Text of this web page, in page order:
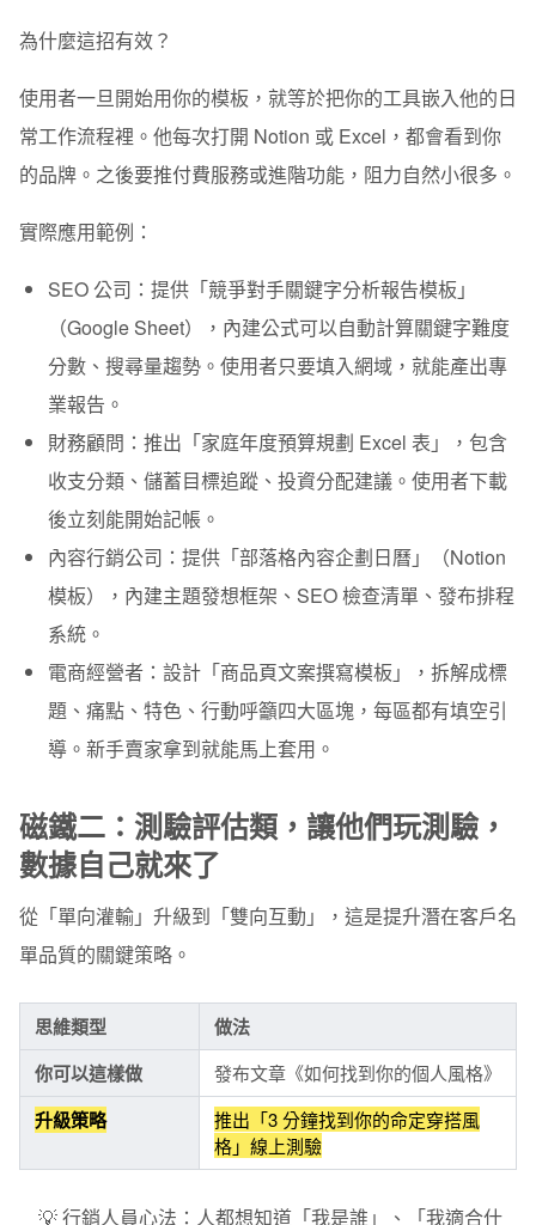
為什麼這招有效？
使用者一旦開始用你的模板，就等於把你的工具嵌入他的日
常工作流程裡。他每次打開 Notion 或 Excel，都會看到你
的品牌。之後要推付費服務或進階功能，阻力自然小很多。
實際應用範例：
SEO 公司： 提供「競爭對手關鍵字分析報告模板」
（Google Sheet），內建公式可以自動計算關鍵字難度
分數、搜尋量趨勢。使用者只要填入網域，就能產出專
業報告。
財務顧問： 推出「家庭年度預算規劃 Excel 表」，包含
收支分類、儲蓄目標追蹤、投資分配建議。使用者下載
後立刻能開始記帳。
內容行銷公司： 提供「部落格內容企劃日曆」（Notion
模板），內建主題發想框架、SEO 檢查清單、發布排程
系統。
電商經營者： 設計「商品頁文案撰寫模板」，拆解成標
題、痛點、特色、行動呼籲四大區塊，每區都有填空引
導。新手賣家拿到就能馬上套用。
磁鐵二：測驗評估類，讓他們玩測驗，
數據自己就來了
從「單向灌輸」升級到「雙向互動」，這是提升潛在客戶名
單品質的關鍵策略。
思維類型
做法
你可以這樣做
發布文章《如何找到你的個人風格》
升級策略
推出「3 分鐘找到你的命定穿搭風
格」線上測驗
💡 行銷人員心法： 人都想知道「我是誰」、「我適合什